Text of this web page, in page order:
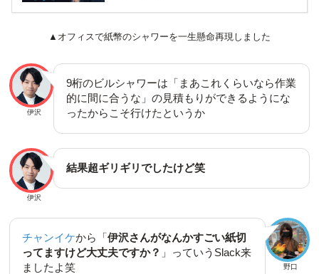
▲オフィスで紙幣のシャワーを一生懸命再現しました
伊沢
9桁のビルシャワーは「まあこれくらいなら作業
的に間に合うな」の見積もりができるようにな
ったからこそ行けたというか
伊沢
結果超ギリギリでしたけど笑
野口
チャンイケから「伊沢さんがなんかすごい紙切
ってますけど大丈夫ですか？ 」っていうSlack来
ましたよ笑